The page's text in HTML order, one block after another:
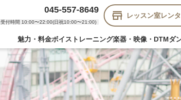
045-557-8649
受付時間 10:00〜22:00(日祝10:00〜21:00)
レッスン室レン
魅力・料金ボイストレーニング楽器・映像・DTMダ